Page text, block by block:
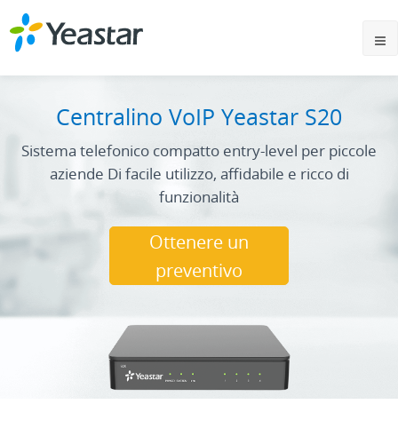
Centralino VoIP Yeastar S20
Sistema telefonico compatto entry-level per piccole
aziende Di facile utilizzo, affidabile e ricco di
funzionalità
Ottenere un
preventivo